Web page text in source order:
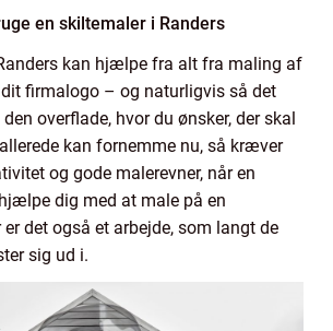
en skiltemaler i Randers
kan hjælpe fra alt fra maling af
firmalogo – og naturligvis så det
overflade, hvor du ønsker, der skal
kan fornemme nu, så kræver
og gode malerevner, når en
dig med at male på en
det også et arbejde, som langt de
sig ud i.